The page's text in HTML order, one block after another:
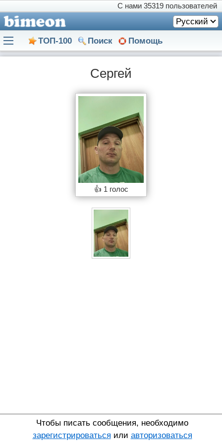
С нами 35319 пользователей
Русский
ТОП-100 Поиск Помощь
Сергей
👍 1 голос
Чтобы писать сообщения, необходимо
зарегистрироваться или авторизоваться